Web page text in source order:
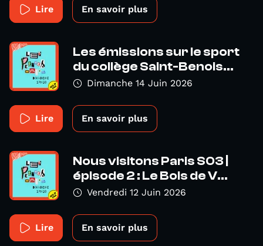
Lire En savoir plus
Les émissions sur le sport
du collège Saint-Benois...
Dimanche 14 Juin 2026
Lire En savoir plus
Nous visitons Paris S03 |
épisode 2 : Le Bois de V...
Vendredi 12 Juin 2026
Lire En savoir plus